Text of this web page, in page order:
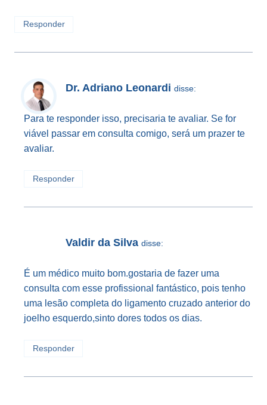
Responder
Dr. Adriano Leonardi disse:
Para te responder isso, precisaria te avaliar. Se for
viável passar em consulta comigo, será um prazer te
avaliar.
Responder
Valdir da Silva disse:
É um médico muito bom.gostaria de fazer uma
consulta com esse profissional fantástico, pois tenho
uma lesão completa do ligamento cruzado anterior do
joelho esquerdo,sinto dores todos os dias.
Responder